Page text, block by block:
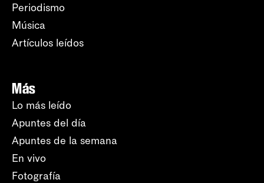
Periodismo
Música
Artículos leídos
Más
Lo más leído
Apuntes del día
Apuntes de la semana
En vivo
Fotografía